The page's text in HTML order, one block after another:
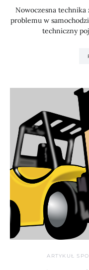
Nowoczesna
problemu w
techniczny
ARTYKUŁ